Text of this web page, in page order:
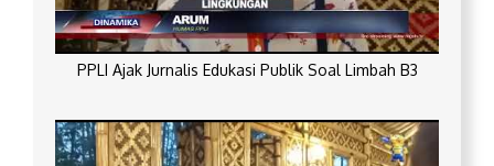
PPLI Ajak Jurnalis Edukasi Publik Soal Limbah B3